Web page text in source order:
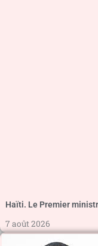
Haïti. Le Premier
7 août 2026